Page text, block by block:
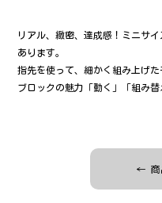
リアル、緻密、達成感！ミニサ
あります。
指先を使って、細かく組み上げ
ブロックの魅力「動く」「組み
← 商